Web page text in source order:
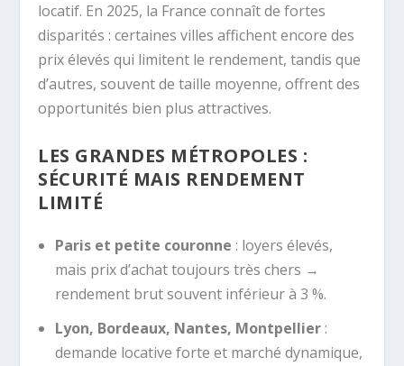
locatif. En 2025, la France connaît de fortes
disparités : certaines villes affichent encore des
prix élevés qui limitent le rendement, tandis que
d’autres, souvent de taille moyenne, offrent des
opportunités bien plus attractives.
LES GRANDES MÉTROPOLES :
SÉCURITÉ MAIS RENDEMENT
LIMITÉ
Paris et petite couronne : loyers élevés,
mais prix d’achat toujours très chers →
rendement brut souvent inférieur à 3 %.
Lyon, Bordeaux, Nantes, Montpellier:
demande locative forte et marché dynamique,